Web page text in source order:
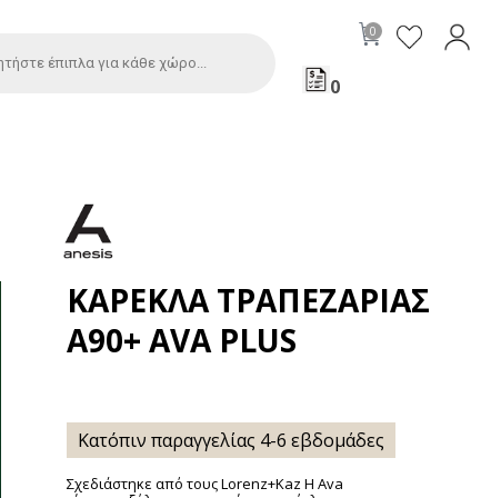
0
ΚΑΡΈΚΛΑ ΤΡΑΠΕΖΑΡΊΑΣ
Α90+ AVA PLUS
Κατόπιν παραγγελίας 4-6 εβδομάδες
Σχεδιάστηκε από τoυς Lorenz+Kaz H Ava